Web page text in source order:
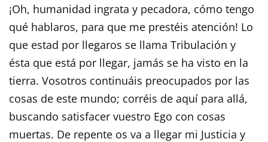
¡Oh, humanidad ingrata y pecadora, cómo tengo
qué hablaros, para que me prestéis atención! Lo
que estad por llegaros se llama Tribulación y
ésta que está por llegar, jamás se ha visto en la
tierra. Vosotros continuáis preocupados por las
cosas de este mundo; corréis de aquí para allá,
buscando satisfacer vuestro Ego con cosas
muertas. De repente os va a llegar mi Justicia y